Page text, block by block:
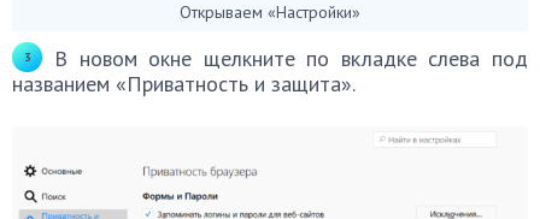
Открываем «Настройки»
В новом окне щелкните по вкладке слева под
названием «Приватность и защита».